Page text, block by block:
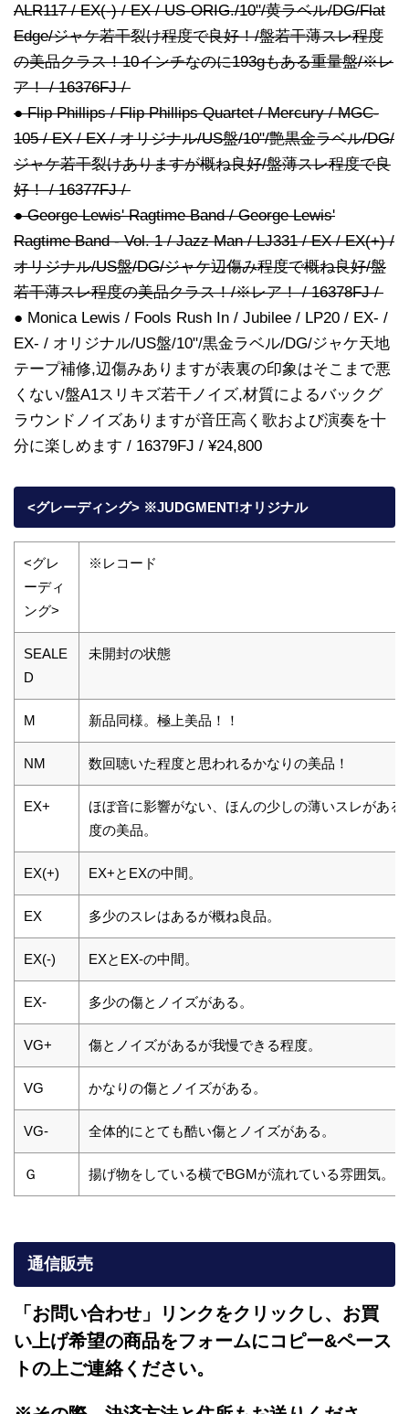
ALR117 / EX(-) / EX / US-ORIG./10"/黄ラベル/DG/Flat
Edge/ジャケ若干裂け程度で良好！/盤若干薄スレ程度
の美品クラス！10インチなのに193gもある重量盤/※レ
ア！ / 16376FJ /
● Flip Phillips / Flip Phillips Quartet / Mercury / MGC-
105 / EX / EX / オリジナル/US盤/10"/艶黒金ラベル/DG/
ジャケ若干裂けありますが概ね良好/盤薄スレ程度で良
好！ / 16377FJ /
● George Lewis' Ragtime Band / George Lewis'
Ragtime Band - Vol. 1 / Jazz Man / LJ331 / EX / EX(+) /
オリジナル/US盤/DG/ジャケ辺傷み程度で概ね良好/盤
若干薄スレ程度の美品クラス！/※レア！ / 16378FJ /
● Monica Lewis / Fools Rush In / Jubilee / LP20 / EX- /
EX- / オリジナル/US盤/10"/黒金ラベル/DG/ジャケ天地
テープ補修,辺傷みありますが表裏の印象はそこまで悪
くない/盤A1スリキズ若干ノイズ,材質によるバックグ
ラウンドノイズありますが音圧高く歌および演奏を十
分に楽しめます / 16379FJ / ¥24,800
<グレーディング> ※JUDGMENT!オリジナル
<グレ
ーディ
ング>
※レコード
SEALE
D
未開封の状態
M 新品同様。極上美品！！
NM 数回聴いた程度と思われるかなりの美品！
EX+
ほぼ音に影響がない、ほんの少しの薄いスレがある
度の美品。
EX(+) EX+とEXの中間。
EX 多少のスレはあるが概ね良品。
EX(-) EXとEX-の中間。
EX- 多少の傷とノイズがある。
VG+ 傷とノイズがあるが我慢できる程度。
VG かなりの傷とノイズがある。
VG- 全体的にとても酷い傷とノイズがある。
Ｇ 揚げ物をしている横でBGMが流れている雰囲気。
通信販売
「お問い合わせ」リンクをクリックし、 お買
い上げ希望の商品をフォームにコピー&ペース
トの上ご連絡ください。